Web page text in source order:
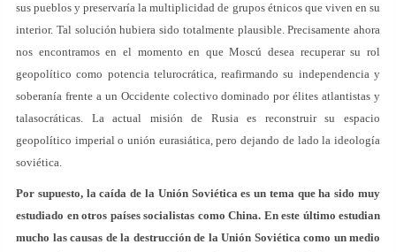
sus pueblos y preservaría la multiplicidad de grupos étnicos que viven en su
interior. Tal solución hubiera sido totalmente plausible. Precisamente ahora
nos encontramos en el momento en que Moscú desea recuperar su rol
geopolítico como potencia telurocrática, reafirmando su independencia y
soberanía frente a un Occidente colectivo dominado por élites atlantistas y
talasocráticas. La actual misión de Rusia es reconstruir su espacio
geopolítico imperial o unión eurasiática, pero dejando de lado la ideología
soviética.
Por supuesto, la caída de la Unión Soviética es un tema que ha sido muy
estudiado en otros países socialistas como China. En este último estudian
mucho las causas de la destrucción de la Unión Soviética como un medio